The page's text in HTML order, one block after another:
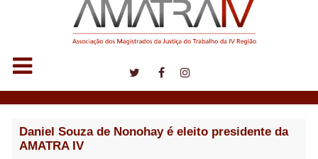
Daniel Souza de Nonohay é eleito presidente da
AMATRA IV